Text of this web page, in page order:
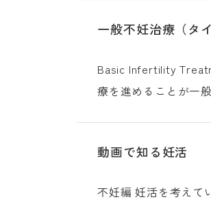
一般不妊治療（タ
療を進めることが一
動画で知る妊活
不妊編 妊活を考えているみなさまへ 不妊症の原因「卵管因子」 不妊症の原因「排卵因子」 不妊症の原因「子宮因子」 妊娠の仕組みとタイ